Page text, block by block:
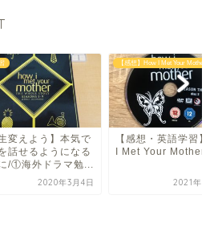
変えよう】本気で
話せるようになる
/①海外ドラマ勉...
2020年3月4日
【感想】How I Met Your Mother
【感想・英語学習】
I Met Your Mother
2021年1